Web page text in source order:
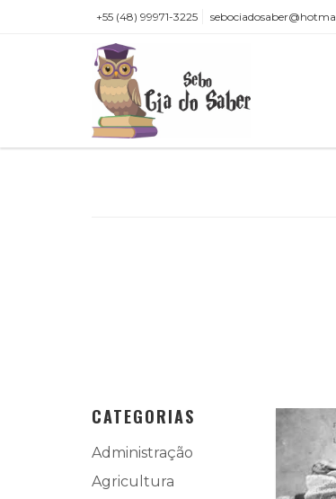
+55 (48) 99971-3225
CATEGORIAS
Administração
Agricultura